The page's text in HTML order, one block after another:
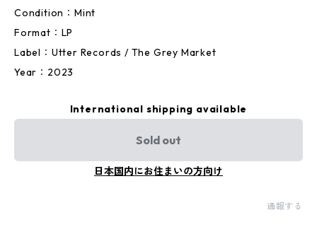
Condition：Mint
Format：LP
Label：Utter Records / The Grey Market
Year：2023
International shipping available
Sold out
日本国内にお住まいの方向け
通報する